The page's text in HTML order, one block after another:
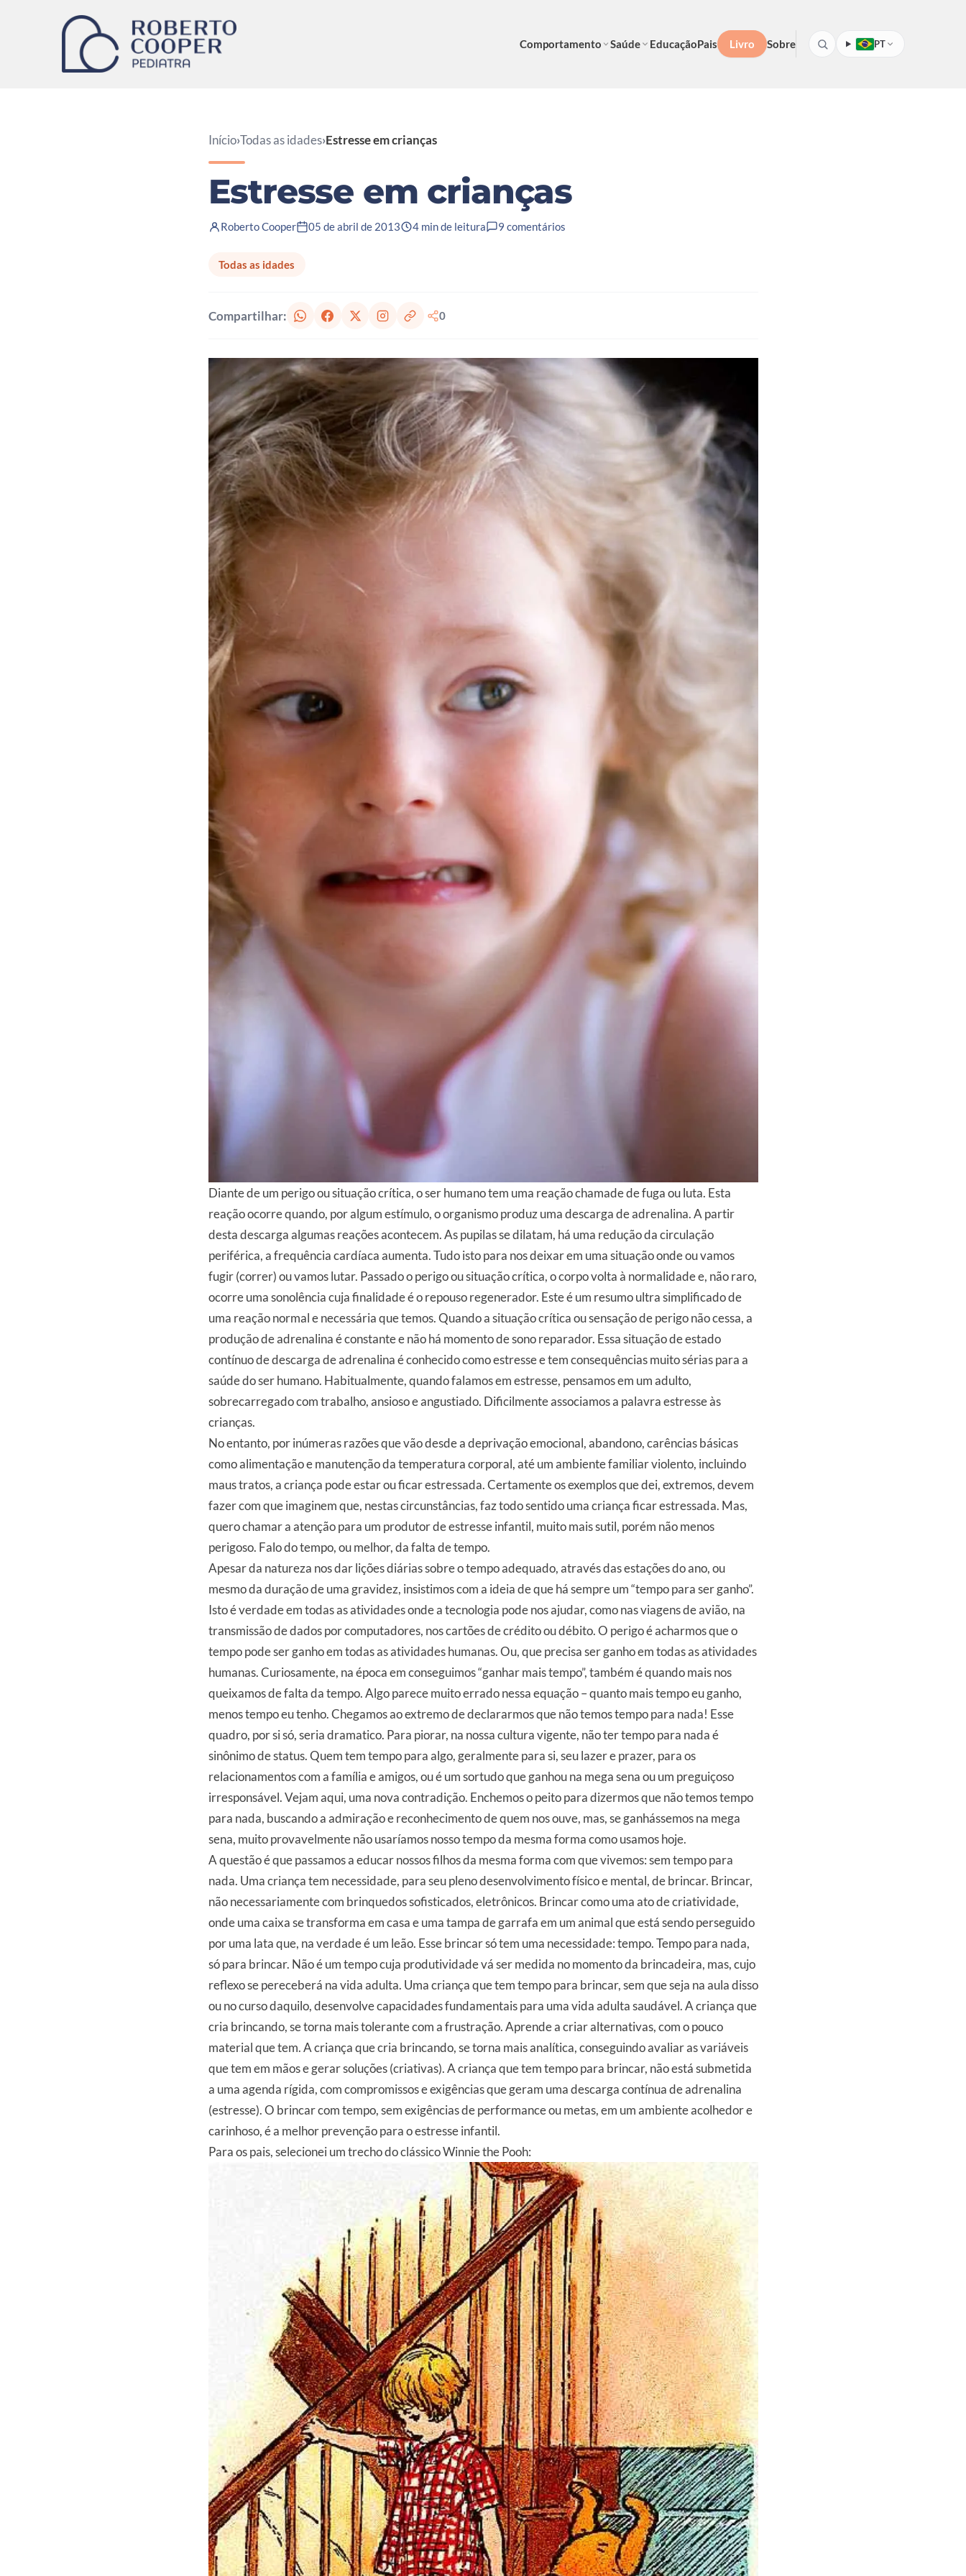
Comportamento Saúde EducaçãoPais Livro Sobre PT
Início›Todas as idades›Estresse em crianças
Estresse em crianças
Roberto Cooper 05 de abril de 2013 4 min de leitura 9 comentários
Todas as idades
Compartilhar: 0
Diante de um perigo ou situação crítica, o ser humano tem uma reação chamade de fuga ou luta. Esta
reação ocorre quando, por algum estímulo, o organismo produz uma descarga de adrenalina. A partir
desta descarga algumas reações acontecem. As pupilas se dilatam, há uma redução da circulação
periférica, a frequência cardíaca aumenta. Tudo isto para nos deixar em uma situação onde ou vamos
fugir (correr) ou vamos lutar. Passado o perigo ou situação crítica, o corpo volta à normalidade e, não raro,
ocorre uma sonolência cuja finalidade é o repouso regenerador. Este é um resumo ultra simplificado de
uma reação normal e necessária que temos. Quando a situação crítica ou sensação de perigo não cessa, a
produção de adrenalina é constante e não há momento de sono reparador. Essa situação de estado
contínuo de descarga de adrenalina é conhecido como estresse e tem consequências muito sérias para a
saúde do ser humano. Habitualmente, quando falamos em estresse, pensamos em um adulto,
sobrecarregado com trabalho, ansioso e angustiado. Dificilmente associamos a palavra estresse às
crianças.
No entanto, por inúmeras razões que vão desde a deprivação emocional, abandono, carências básicas
como alimentação e manutenção da temperatura corporal, até um ambiente familiar violento, incluindo
maus tratos, a criança pode estar ou ficar estressada. Certamente os exemplos que dei, extremos, devem
fazer com que imaginem que, nestas circunstâncias, faz todo sentido uma criança ficar estressada. Mas,
quero chamar a atenção para um produtor de estresse infantil, muito mais sutil, porém não menos
perigoso. Falo do tempo, ou melhor, da falta de tempo.
Apesar da natureza nos dar lições diárias sobre o tempo adequado, através das estações do ano, ou
mesmo da duração de uma gravidez, insistimos com a ideia de que há sempre um “tempo para ser ganho”.
Isto é verdade em todas as atividades onde a tecnologia pode nos ajudar, como nas viagens de avião, na
transmissão de dados por computadores, nos cartões de crédito ou débito. O perigo é acharmos que o
tempo pode ser ganho em todas as atividades humanas. Ou, que precisa ser ganho em todas as atividades
humanas. Curiosamente, na época em conseguimos “ganhar mais tempo”, também é quando mais nos
queixamos de falta da tempo. Algo parece muito errado nessa equação – quanto mais tempo eu ganho,
menos tempo eu tenho. Chegamos ao extremo de declararmos que não temos tempo para nada! Esse
quadro, por si só, seria dramatico. Para piorar, na nossa cultura vigente, não ter tempo para nada é
sinônimo de status. Quem tem tempo para algo, geralmente para si, seu lazer e prazer, para os
relacionamentos com a família e amigos, ou é um sortudo que ganhou na mega sena ou um preguiçoso
irresponsável. Vejam aqui, uma nova contradição. Enchemos o peito para dizermos que não temos tempo
para nada, buscando a admiração e reconhecimento de quem nos ouve, mas, se ganhássemos na mega
sena, muito provavelmente não usaríamos nosso tempo da mesma forma como usamos hoje.
A questão é que passamos a educar nossos filhos da mesma forma com que vivemos:sem tempo para
nada. Uma criança tem necessidade, para seu pleno desenvolvimentofísicoemental, de brincar. Brincar,
não necessariamente com brinquedos sofisticados, eletrônicos. Brincar como uma ato decriatividade,
onde uma caixa se transforma em casa e uma tampa de garrafa em um animal que está sendo perseguido
por uma lata que, na verdade é um leão. Esse brincar só tem uma necessidade: tempo. Tempo para nada,
só para brincar. Não é um tempo cuja produtividade vá ser medida no momento da brincadeira, mas, cujo
reflexo se pereceberá na vida adulta. Uma criança que tem tempo para brincar, sem que seja na aula disso
ou no curso daquilo, desenvolve capacidades fundamentais para uma vida adulta saudável. A criança que
cria brincando, se torna mais tolerante com a frustração. Aprende a criar alternativas, com o pouco
material que tem. A criança que cria brincando, se torna mais analítica, conseguindo avaliar as variáveis
que tem em mãos e gerar soluções (criativas). A criança que tem tempo para brincar, não está submetida
a uma agenda rígida, com compromissos e exigências que geram uma descarga contínua de adrenalina
(estresse). O brincar com tempo, sem exigências de performance ou metas, em um ambiente acolhedor e
carinhoso, é a melhor prevenção para o estresse infantil.
Para os pais, selecionei um trecho do clássico Winnie the Pooh: